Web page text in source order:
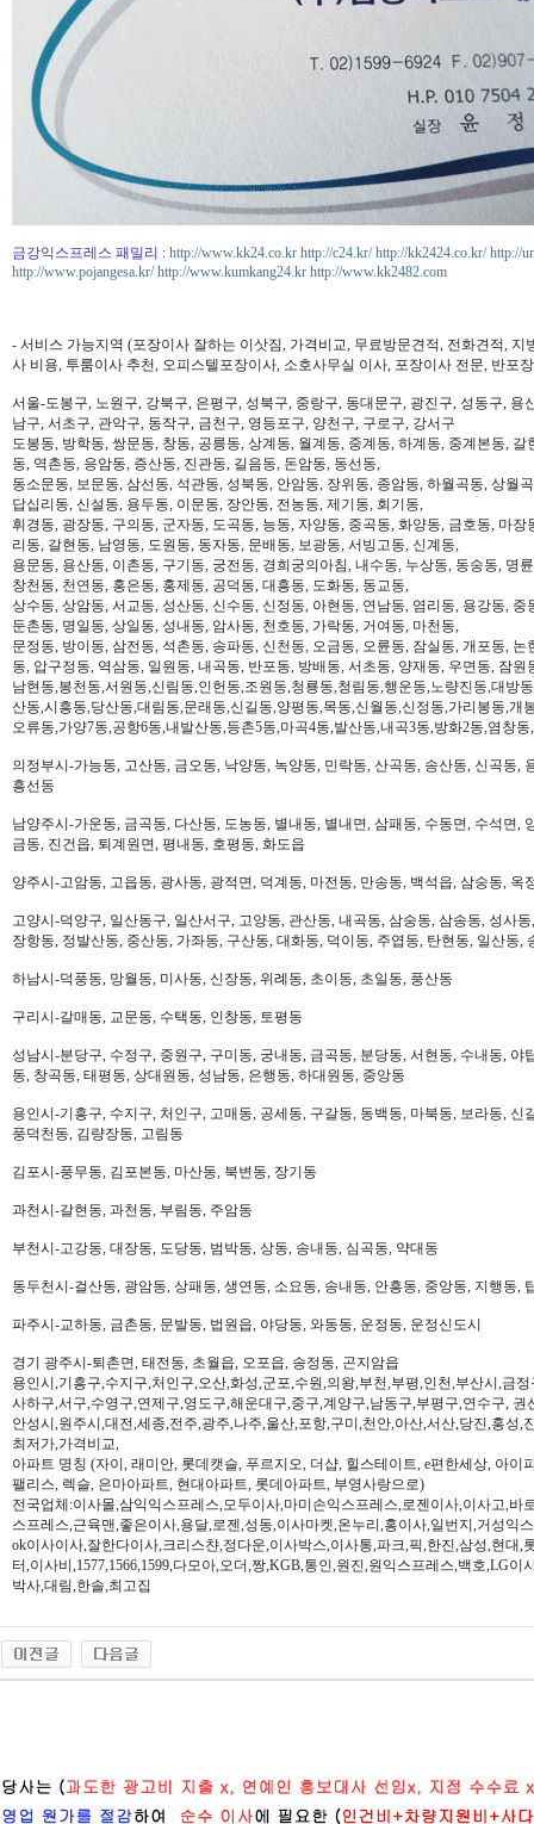
금강익스프레스 패밀리 : http://www.kk24.co.kr http://c24.kr/ http://kk2424.co.kr/ http://
http://www.pojangesa.kr/ http://www.kumkang24.kr http://www.kk2482.com
- 서비스 가능지역 (포장이사 잘하는 이삿짐, 가격비교, 무료방문견적, 전화견적,
사 비용, 투룸이사 추천, 오피스텔포장이사, 소호사무실 이사, 포장이사 전문, 반포
서울-도봉구, 노원구, 강북구, 은평구, 성북구, 중랑구, 동대문구, 광진구, 성동구,
남구, 서초구, 관악구, 동작구, 금천구, 영등포구, 양천구, 구로구, 강서구
도봉동, 방학동, 쌍문동, 창동, 공릉동, 상계동, 월계동, 중계동, 하계동, 중계본동,
동, 역촌동, 응암동, 증산동, 진관동, 길음동, 돈암동, 동선동,
동소문동, 보문동, 삼선동, 석관동, 성북동, 안암동, 장위동, 종암동, 하월곡동, 상월
답십리동, 신설동, 용두동, 이문동, 장안동, 전농동, 제기동, 회기동,
휘경동, 광장동, 구의동, 군자동, 도곡동, 능동, 자양동, 중곡동, 화양동, 금호동, 마
리동, 갈현동, 남영동, 도원동, 동자동, 문배동, 보광동, 서빙고동, 신계동,
용문동, 용산동, 이촌동, 구기동, 궁전동, 경희궁의아침, 내수동, 누상동, 동숭동, 명
창천동, 천연동, 홍은동, 홍제동, 공덕동, 대흥동, 도화동, 동교동,
상수동, 상암동, 서교동, 성산동, 신수동, 신정동, 아현동, 연남동, 염리동, 용강동,
둔촌동, 명일동, 상일동, 성내동, 암사동, 천호동, 가락동, 거여동, 마천동,
문정동, 방이동, 삼전동, 석촌동, 송파동, 신천동, 오금동, 오륜동, 잠실동, 개포동,
동, 압구정동, 역삼동, 일원동, 내곡동, 반포동, 방배동, 서초동, 양재동, 우면동, 잠원
남현동,봉천동,서원동,신림동,인헌동,조원동,청룡동,청림동,행운동,노량진동,대방
산동,시흥동,당산동,대림동,문래동,신길동,양평동,목동,신월동,신정동,가리봉동,개
오류동,가양7동,공항6동,내발산동,등촌5동,마곡4동,발산동,내곡3동,방화2동,염창동
의정부시-가능동, 고산동, 금오동, 낙양동, 녹양동, 민락동, 산곡동, 송산동, 신곡동,
흥선동
남양주시-가운동, 금곡동, 다산동, 도농동, 별내동, 별내면, 삼패동, 수동면, 수석면,
금동, 진건읍, 퇴계원면, 평내동, 호평동, 화도읍
양주시-고암동, 고읍동, 광사동, 광적면, 덕계동, 마전동, 만송동, 백석읍, 삼숭동, 옥
고양시-덕양구, 일산동구, 일산서구, 고양동, 관산동, 내곡동, 삼숭동, 삼송동, 성사
장항동, 정발산동, 중산동, 가좌동, 구산동, 대화동, 덕이동, 주엽동, 탄현동, 일산동,
하남시-덕풍동, 망월동, 미사동, 신장동, 위례동, 초이동, 초일동, 풍산동
구리시-갈매동, 교문동, 수택동, 인창동, 토평동
성남시-분당구, 수정구, 중원구, 구미동, 궁내동, 금곡동, 분당동, 서현동, 수내동,
동, 창곡동, 태평동, 상대원동, 성남동, 은행동, 하대원동, 중앙동
용인시-기흥구, 수지구, 처인구, 고매동, 공세동, 구갈동, 동백동, 마북동, 보라동,
풍덕천동, 김량장동, 고림동
김포시-풍무동, 김포본동, 마산동, 북변동, 장기동
과천시-갈현동, 과천동, 부림동, 주암동
부천시-고강동, 대장동, 도당동, 범박동, 상동, 송내동, 심곡동, 약대동
동두천시-걸산동, 광암동, 상패동, 생연동, 소요동, 송내동, 안흥동, 중앙동, 지행동,
파주시-교하동, 금촌동, 문발동, 법원읍, 야당동, 와동동, 운정동, 운정신도시
경기 광주시-퇴촌면, 태전동, 초월읍, 오포읍, 송정동, 곤지암읍
용인시,기흥구,수지구,처인구,오산,화성,군포,수원,의왕,부천,부평,인천,부산시,금
사하구,서구,수영구,연제구,영도구,해운대구,중구,계양구,남동구,부평구,연수구,
안성시,원주시,대전,세종,전주,광주,나주,울산,포항,구미,천안,아산,서산,당진,홍성,
최저가,가격비교,
아파트 명칭 (자이, 래미안, 롯데캣슬, 푸르지오, 더샵, 힐스테이트, e편한세상, 아이
팰리스, 렉슬, 은마아파트, 현대아파트, 롯데아파트, 부영사랑으로)
전국업체:이사몰,삼익익스프레스,모두이사,마미손익스프레스,로젠이사,이사고,바
스프레스,근육맨,좋은이사,용달,로젠,성동,이사마켓,온누리,홍이사,일번지,거성익
ok이사이사,잘한다이사,크리스챤,정다운,이사박스,이사통,파크,픽,한진,삼성,현대,
터,이사비,1577,1566,1599,다모아,오더,짱,KGB,통인,원진,원익스프레스,백호,LG
박사,대림,한솔,최고집